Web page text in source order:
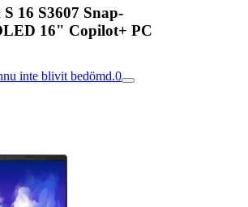
16 S3607 Snap-
16" Copilot+ PC
inte blivit bedömd.0